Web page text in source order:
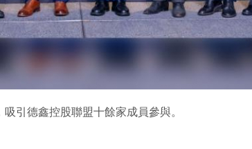
引德鑫控股聯盟十餘家成員參與。